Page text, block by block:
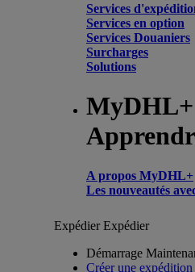
Services
Services en option
Services Douaniers
Surcharges
Solutions
MyDHL+
A propos MyDHL+
Les nouveautés
ExpédierExpédier
Démarrage
Créer une expédition